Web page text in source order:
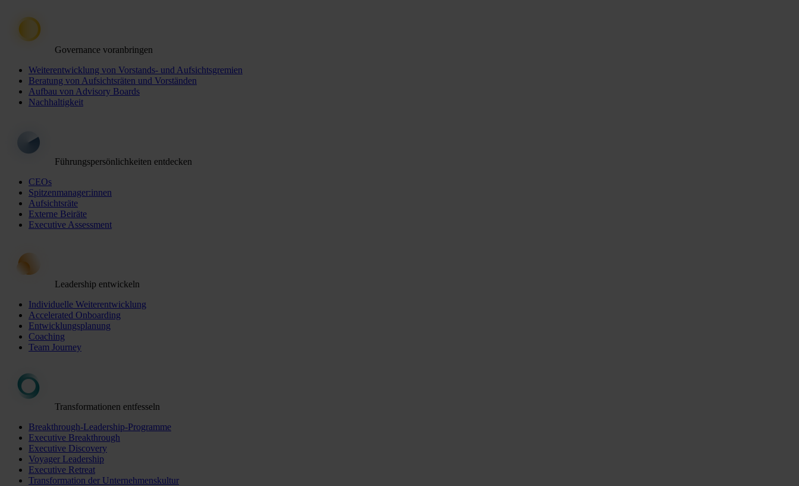
Governance voranbringen
Weiterentwicklung von Vorstands- und Aufsichtsgremien
Beratung von Aufsichtsräten und Vorständen
Aufbau von Advisory Boards
Nachhaltigkeit
Führungspersönlichkeiten entdecken
CEOs
Spitzenmanager:innen
Aufsichtsräte
Externe Beiräte
Executive Assessment
Leadership entwickeln
Individuelle Weiterentwicklung
Accelerated Onboarding
Entwicklungsplanung
Coaching
Team Journey
Transformationen entfesseln
Breakthrough-Leadership-Programme
Executive Breakthrough
Executive Discovery
Voyager Leadership
Executive Retreat
Transformation der Unternehmenskultur